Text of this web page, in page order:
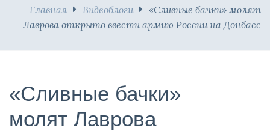
Главная Видеоблоги
«Сливные бачки» молят
Лаврова открыто ввести армию России на Донбасс
«Сливные бачки»
молят Лаврова